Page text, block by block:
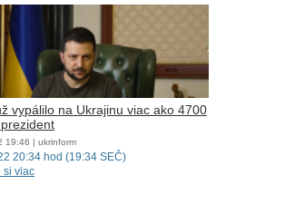
vypálilo na Ukrajinu viac ako 4700
19:46 | ukrinform
20:34 hod (19:34 SEČ)
si viac